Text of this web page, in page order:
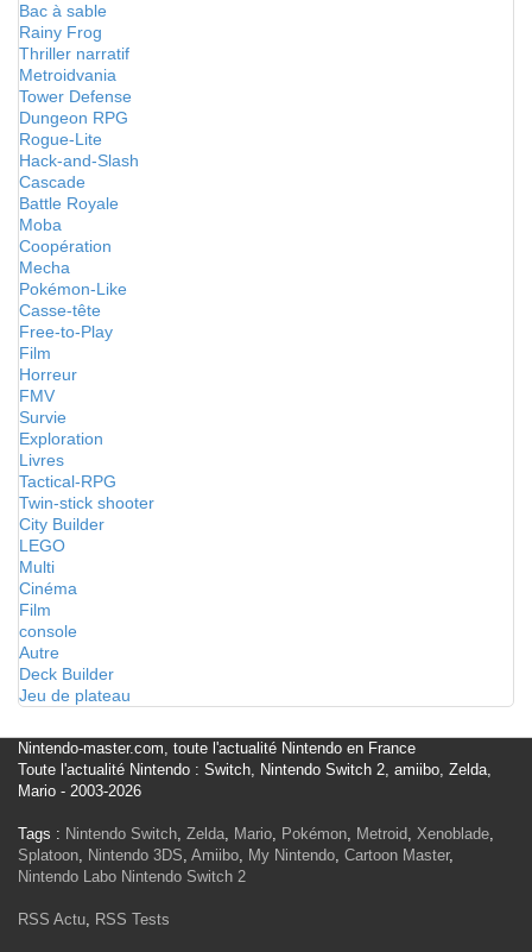
Bac à sable
Rainy Frog
Thriller narratif
Metroidvania
Tower Defense
Dungeon RPG
Rogue-Lite
Hack-and-Slash
Cascade
Battle Royale
Moba
Coopération
Mecha
Pokémon-Like
Casse-tête
Free-to-Play
Film
Horreur
FMV
Survie
Exploration
Livres
Tactical-RPG
Twin-stick shooter
City Builder
LEGO
Multi
Cinéma
Film
console
Autre
Deck Builder
Jeu de plateau
Nintendo-master.com, toute l'actualité Nintendo en France
Toute l'actualité Nintendo : Switch, Nintendo Switch 2, amiibo, Zelda,
Mario - 2003-2026
Tags : Nintendo Switch, Zelda, Mario, Pokémon, Metroid, Xenoblade,
Splatoon, Nintendo 3DS, Amiibo, My Nintendo, Cartoon Master,
Nintendo Labo Nintendo Switch 2
RSS Actu, RSS Tests